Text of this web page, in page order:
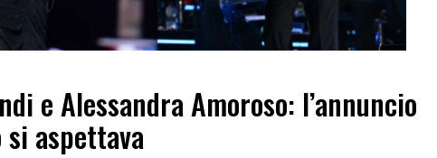
e Alessandra Amoroso: l’annuncio
si aspettava